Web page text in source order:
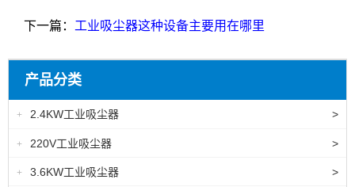
下一篇： 工业吸尘器这种设备主要用在哪里
产品分类
+ 2.4KW工业吸尘器 >
+ 220V工业吸尘器 >
+ 3.6KW工业吸尘器 >